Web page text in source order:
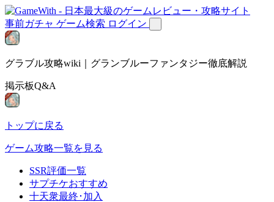
事前ガチャ ゲーム検索 ログイン
グラブル攻略wiki｜グランブルーファンタジー徹底解説
掲示板Q&A
トップに戻る
ゲーム攻略一覧を見る
SSR評価一覧
サプチケおすすめ
十天衆最終･加入